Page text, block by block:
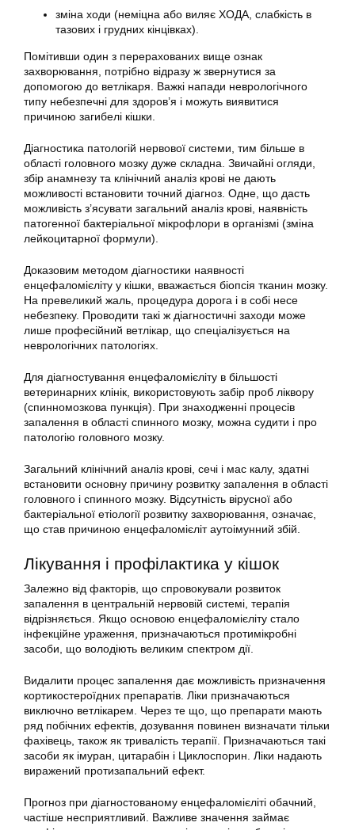
зміна ходи (неміцна або виляє ХОДА, слабкість в
тазових і грудних кінцівках).
Помітивши один з перерахованих вище ознак
захворювання, потрібно відразу ж звернутися за
допомогою до ветлікаря. Важкі напади неврологічного
типу небезпечні для здоров’я і можуть виявитися
причиною загибелі кішки.
Діагностика патологій нервової системи, тим більше в
області головного мозку дуже складна. Звичайні огляди,
збір анамнезу та клінічний аналіз крові не дають
можливості встановити точний діагноз. Одне, що дасть
можливість з’ясувати загальний аналіз крові, наявність
патогенної бактеріальної мікрофлори в організмі (зміна
лейкоцитарної формули).
Доказовим методом діагностики наявності
енцефаломієліту у кішки, вважається біопсія тканин мозку.
На превеликий жаль, процедура дорога і в собі несе
небезпеку. Проводити такі ж діагностичні заходи може
лише професійний ветлікар, що спеціалізується на
неврологічних патологіях.
Для діагностування енцефаломієліту в більшості
ветеринарних клінік, використовують забір проб ліквору
(спинномозкова пункція). При знаходженні процесів
запалення в області спинного мозку, можна судити і про
патологію головного мозку.
Загальний клінічний аналіз крові, сечі і мас калу, здатні
встановити основну причину розвитку запалення в області
головного і спинного мозку. Відсутність вірусної або
бактеріальної етіології розвитку захворювання, означає,
що став причиною енцефаломієліт аутоімунний збій.
Лікування і профілактика у кішок
Залежно від факторів, що спровокували розвиток
запалення в центральній нервовій системі, терапія
відрізняється. Якщо основою енцефаломієліту стало
інфекційне ураження, призначаються протимікробні
засоби, що володіють великим спектром дії.
Видалити процес запалення дає можливість призначення
кортикостероїдних препаратів. Ліки призначаються
виключно ветлікарем. Через те що, що препарати мають
ряд побічних ефектів, дозування повинен визначати тільки
фахівець, також як тривалість терапії. Призначаються такі
засоби як імуран, цитарабін і Циклоспорин. Ліки надають
виражений протизапальний ефект.
Прогноз при діагностованому енцефаломієліті обачний,
частіше несприятливий. Важливе значення займає